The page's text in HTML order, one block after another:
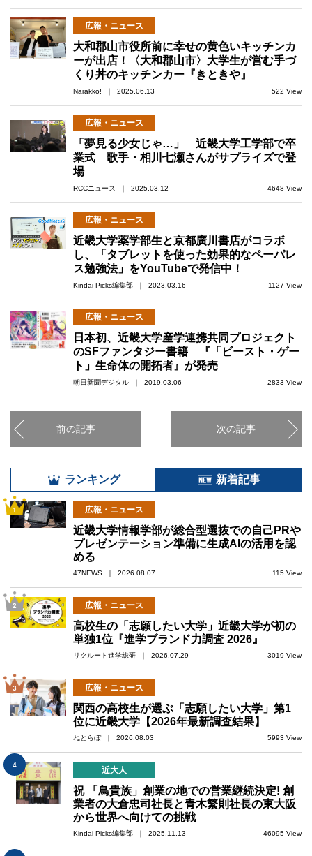
広報・ニュース
大和郡山市役所前に幸せの黄色いキッチンカ
ーが出店！〈大和郡山市〉大学生が営む手づ
くり丼のキッチンカー『きときや』
Narakko! ｜ 2025.06.13 522 View
広報・ニュース
「夢見る少女じゃ…」 近畿大学工学部で卒
業式 歌手・相川七瀬さんがサプライズで登
場
RCCニュース ｜ 2025.03.12 4648 View
広報・ニュース
近畿大学薬学部生と京都廣川書店がコラボ
し、「タブレットを使った効果的なペーパレ
ス勉強法」をYouTubeで発信中！
Kindai Picks編集部 ｜ 2023.03.16 1127 View
広報・ニュース
日本初、近畿大学産学連携共同プロジェクト
のSFファンタジー書籍 『「ビースト・ゲー
ト」生命体の開拓者』が発売
朝日新聞デジタル ｜ 2019.03.06 2833 View
前の記事 次の記事
ランキング 新着記事
1 広報・ニュース
近畿大学情報学部が総合型選抜での自己PRや
プレゼンテーション準備に生成AIの活用を認
める
47NEWS ｜ 2026.08.07 115 View
2 広報・ニュース
高校生の「志願したい大学」近畿大学が初の
単独1位『進学ブランド力調査 2026』
リクルート進学総研 ｜ 2026.07.29 3019 View
3 広報・ニュース
関西の高校生が選ぶ「志願したい大学」第1
位に近畿大学【2026年最新調査結果】
ねとらぼ ｜ 2026.08.03 5993 View
4
近大人
祝 「鳥貴族」創業の地での営業継続決定! 創
業者の大倉忠司社長と青木繁則社長の東大阪
から世界へ向けての挑戦
Kindai Picks編集部 ｜ 2025.11.13 46095 View